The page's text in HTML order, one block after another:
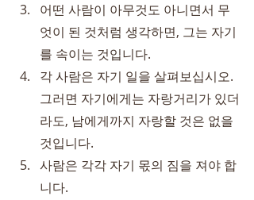
어떤 사람이 아무것도 아니면서 무
엇이 된 것처럼 생각하면, 그는 자기
를 속이는 것입니다.
각 사람은 자기 일을 살펴보십시오.
그러면 자기에게는 자랑거리가 있더
라도, 남에게까지 자랑할 것은 없을
것입니다.
사람은 각각 자기 몫의 짐을 져야 합
니다.